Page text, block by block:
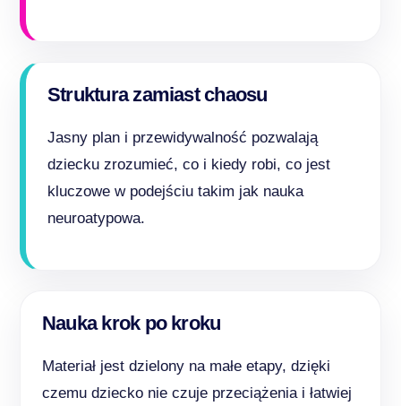
Struktura zamiast chaosu
Jasny plan i przewidywalność pozwalają
dziecku zrozumieć, co i kiedy robi, co jest
kluczowe w podejściu takim jak nauka
neuroatypowa.
Nauka krok po kroku
Materiał jest dzielony na małe etapy, dzięki
czemu dziecko nie czuje przeciążenia i łatwiej